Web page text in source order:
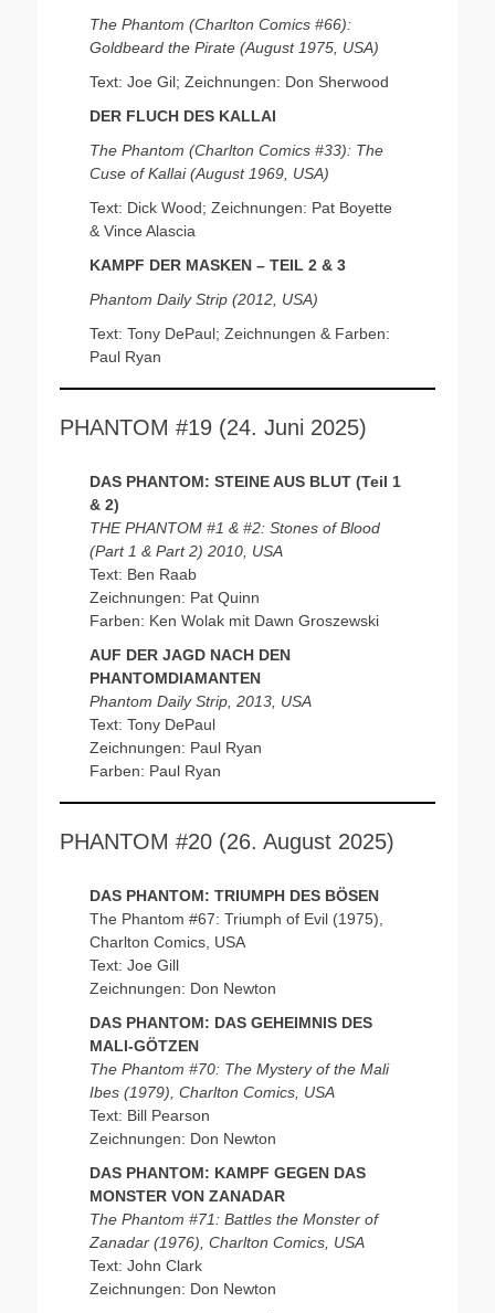
The Phantom (Charlton Comics #66):
Goldbeard the Pirate (August 1975, USA)
Text: Joe Gil; Zeichnungen: Don Sherwood
DER FLUCH DES KALLAI
The Phantom (Charlton Comics #33): The
Cuse of Kallai (August 1969, USA)
Text: Dick Wood; Zeichnungen: Pat Boyette
& Vince Alascia
KAMPF DER MASKEN – TEIL 2 & 3
Phantom Daily Strip (2012, USA)
Text: Tony DePaul; Zeichnungen & Farben:
Paul Ryan
PHANTOM #19 (24. Juni 2025)
DAS PHANTOM: STEINE AUS BLUT (Teil 1
& 2)
THE PHANTOM #1 & #2: Stones of Blood
(Part 1 & Part 2) 2010, USA
Text: Ben Raab
Zeichnungen: Pat Quinn
Farben: Ken Wolak mit Dawn Groszewski
AUF DER JAGD NACH DEN
PHANTOMDIAMANTEN
Phantom Daily Strip, 2013, USA
Text: Tony DePaul
Zeichnungen: Paul Ryan
Farben: Paul Ryan
PHANTOM #20 (26. August 2025)
DAS PHANTOM: TRIUMPH DES BÖSEN
The Phantom #67: Triumph of Evil (1975),
Charlton Comics, USA
Text: Joe Gill
Zeichnungen: Don Newton
DAS PHANTOM: DAS GEHEIMNIS DES
MALI-GÖTZEN
The Phantom #70: The Mystery of the Mali
Ibes (1979), Charlton Comics, USA
Text: Bill Pearson
Zeichnungen: Don Newton
DAS PHANTOM: KAMPF GEGEN DAS
MONSTER VON ZANADAR
The Phantom #71: Battles the Monster of
Zanadar (1976), Charlton Comics, USA
Text: John Clark
Zeichnungen: Don Newton